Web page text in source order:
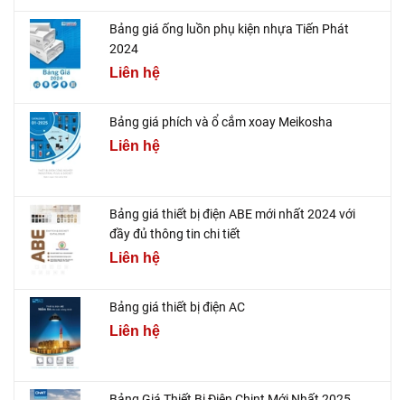
Bảng giá ống luồn phụ kiện nhựa Tiến Phát
2024
Liên hệ
Bảng giá phích và ổ cắm xoay Meikosha
Liên hệ
Bảng giá thiết bị điện ABE mới nhất 2024 với
đầy đủ thông tin chi tiết
Liên hệ
Bảng giá thiết bị điện AC
Liên hệ